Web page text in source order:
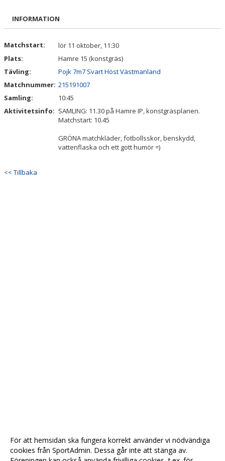
DOKUMENT
INTRESSEANMÄLAN
INFORMATION
Matchstart:
lör 11 oktober, 11:30
Plats:
Hamre 15 (konstgräs)
Tävling:
Pojk 7m7 Svart Höst Västmanland
Matchnummer: 215191007
Samling:
10:45
Aktivitetsinfo: SAMLING: 11.30 på Hamre IP, konstgräsplanen.
Matchstart: 10.45
GRÖNA matchkläder, fotbollsskor, benskydd,
vattenflaska och ett gott humör =)
<< Tillbaka
För att hemsidan ska fungera korrekt använder vi nödvändiga
cookies från SportAdmin. Dessa går inte att stänga av.